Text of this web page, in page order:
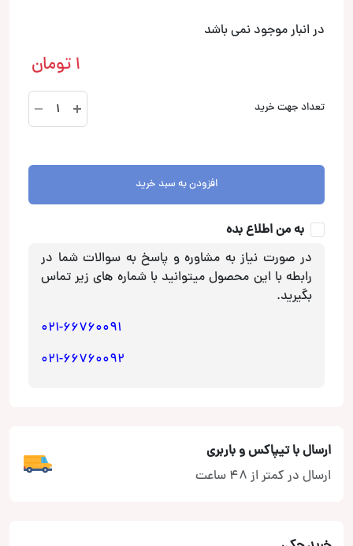
در انبار موجود نمی باشد
1 تومان
تعداد جهت خرید
BM-
10
افزودن به سبد خرید
به من اطلاع بده
در صورت نیاز به مشاوره و پاسخ به سوالات شما در
رابطه با این محصول میتوانید با شماره های زیر تماس
بگیرید.
021-66760091
021-66760092
ارسال با تیپاکس و باربری
ارسال در کمتر از 48 ساعت